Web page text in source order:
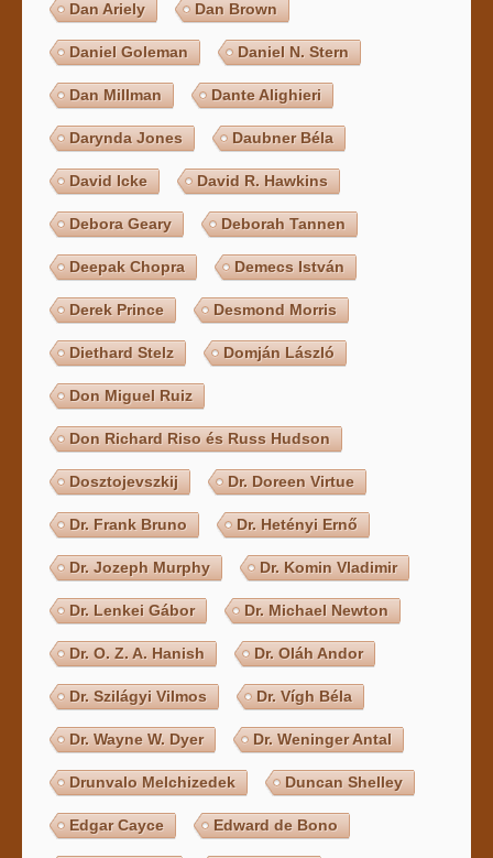
Dan Ariely Dan Brown
Daniel Goleman Daniel N. Stern
Dan Millman Dante Alighieri
Darynda Jones Daubner Béla
David Icke David R. Hawkins
Debora Geary Deborah Tannen
Deepak Chopra Demecs István
Derek Prince Desmond Morris
Diethard Stelz Domján László
Don Miguel Ruiz
Don Richard Riso és Russ Hudson
Dosztojevszkij Dr. Doreen Virtue
Dr. Frank Bruno Dr. Hetényi Ernő
Dr. Jozeph Murphy Dr. Komin Vladimir
Dr. Lenkei Gábor Dr. Michael Newton
Dr. O. Z. A. Hanish Dr. Oláh Andor
Dr. Szilágyi Vilmos Dr. Vígh Béla
Dr. Wayne W. Dyer Dr. Weninger Antal
Drunvalo Melchizedek Duncan Shelley
Edgar Cayce Edward de Bono